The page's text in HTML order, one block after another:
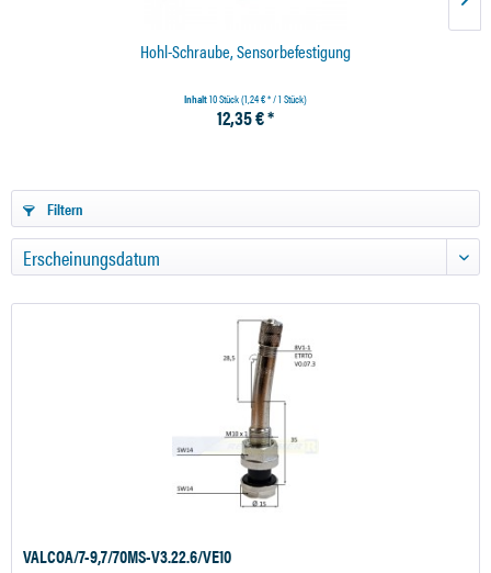
Hohl-Schraube, Sensorbefestigung
Inhalt10 Stück(1,24 € * / 1 Stück)
12,35 € *
Filtern
VALCOA/7-9,7/70MS-V3.22.6/VE10